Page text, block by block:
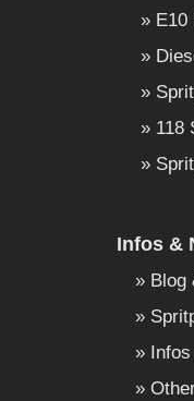
118
Infos &
Blog